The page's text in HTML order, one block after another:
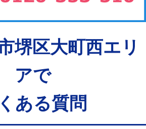
堺区大町西エリ
アで
ある質問